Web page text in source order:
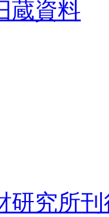
蔵資料
研究所